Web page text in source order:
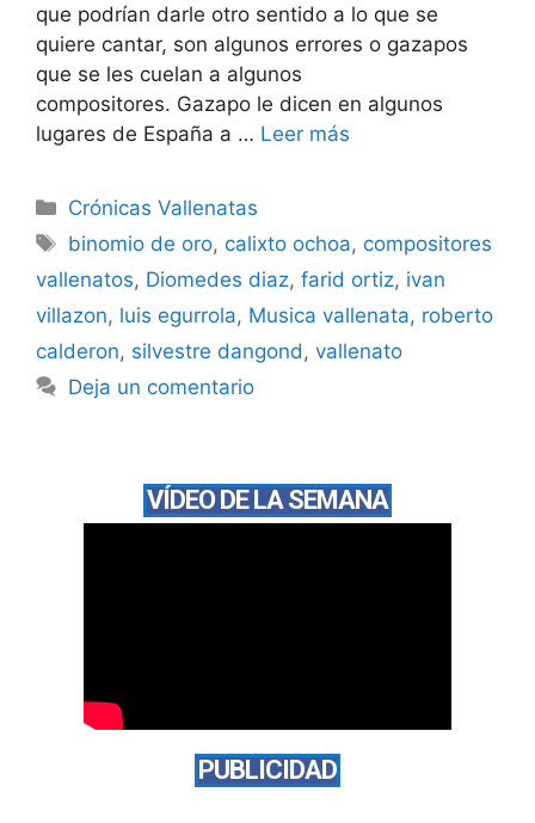
que podrían darle otro sentido a lo que se
quiere cantar, son algunos errores o gazapos
que se les cuelan a algunos
compositores. Gazapo le dicen en algunos
lugares de España a … Leer más
Crónicas Vallenatas
binomio de oro, calixto ochoa, compositores
vallenatos, Diomedes diaz, farid ortiz, ivan
villazon, luis egurrola, Musica vallenata, roberto
calderon, silvestre dangond, vallenato
Deja un comentario
VÍDEO DE LA SEMANA
PUBLICIDAD